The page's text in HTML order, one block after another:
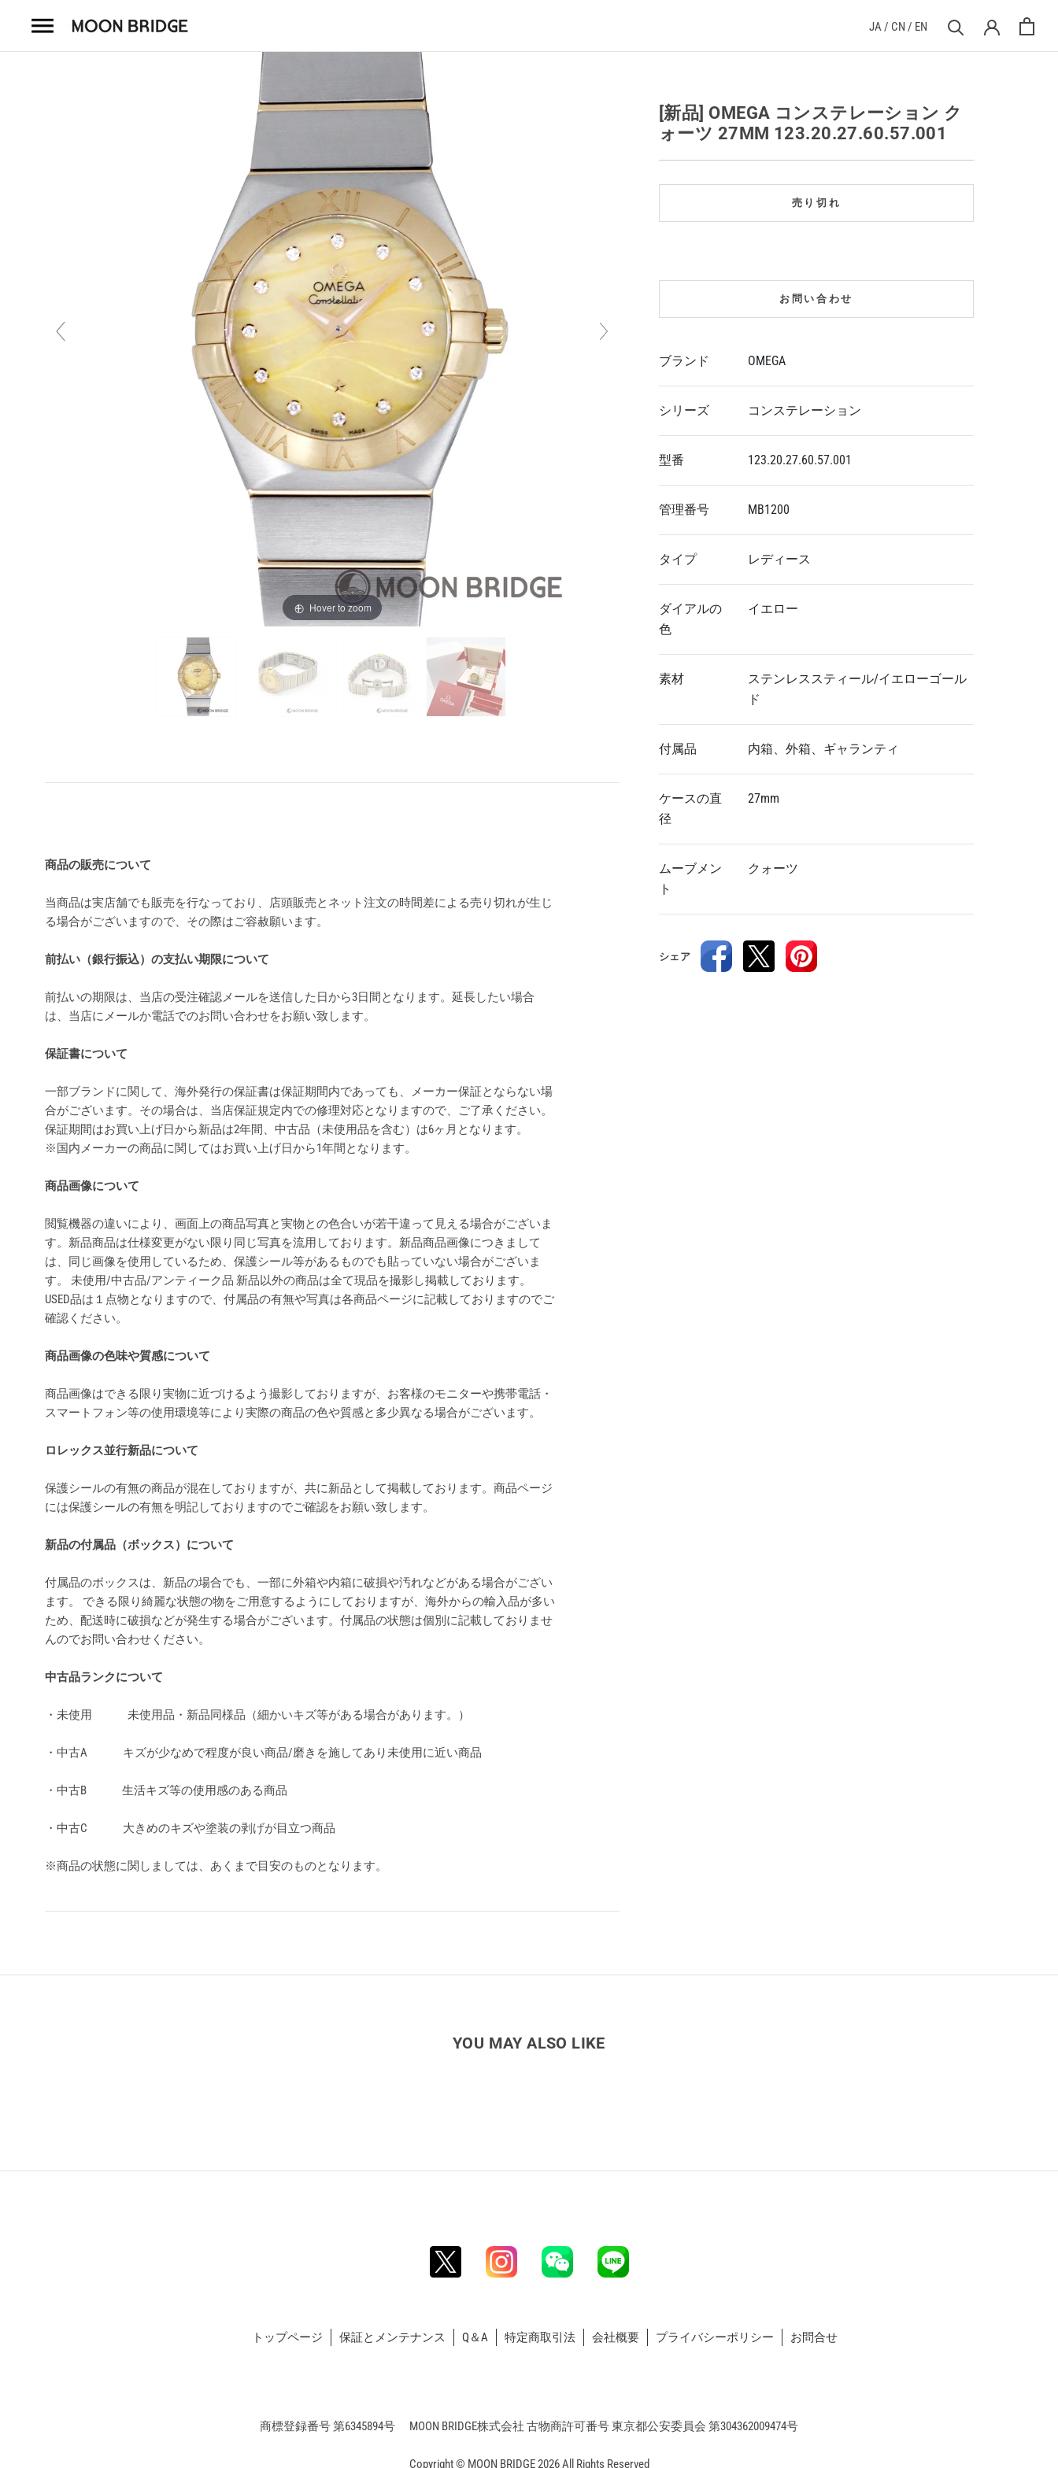
JA/ CN/ EN
Hover to zoom
[新品] OMEGA コンステレーション ク
ォーツ 27MM 123.20.27.60.57.001
売り切れ
お問い合わせ
ブランド OMEGA
シリーズ コンステレーション
型番 123.20.27.60.57.001
管理番号 MB1200
タイプ レディース
ダイアルの
色
イエロー
素材
ステンレススティール/イエローゴール
ド
付属品 内箱、外箱、ギャランティ
ケースの直
径
27mm
ムーブメン
ト
クォーツ
シェア
商品の販売について
当商品は実店舗でも販売を行なっており、店頭販売とネット注文の時間差による売り切れが生じ
る場合がございますので、その際はご容赦願います。
前払い（銀行振込）の支払い期限について
前払いの期限は、当店の受注確認メールを送信した日から3日間となります。延長したい場合
は、当店にメールか電話でのお問い合わせをお願い致します。
保証書について
一部ブランドに関して、海外発行の保証書は保証期間内であっても、メーカー保証とならない場
合がございます。その場合は、当店保証規定内での修理対応となりますので、ご了承ください。
保証期間はお買い上げ日から新品は2年間、中古品（未使用品を含む）は6ヶ月となります。
※国内メーカーの商品に関してはお買い上げ日から1年間となります。
商品画像について
閲覧機器の違いにより、画面上の商品写真と実物との色合いが若干違って見える場合がございま
す。新品商品は仕様変更がない限り同じ写真を流用しております。新品商品画像につきまして
は、同じ画像を使用しているため、保護シール等があるものでも貼っていない場合がございま
す。 未使用/中古品/アンティーク品 新品以外の商品は全て現品を撮影し掲載しております。
USED品は１点物となりますので、付属品の有無や写真は各商品ページに記載しておりますのでご
確認ください。
商品画像の色味や質感について
商品画像はできる限り実物に近づけるよう撮影しておりますが、お客様のモニターや携帯電話・
スマートフォン等の使用環境等により実際の商品の色や質感と多少異なる場合がございます。
ロレックス並行新品について
保護シールの有無の商品が混在しておりますが、共に新品として掲載しております。商品ページ
には保護シールの有無を明記しておりますのでご確認をお願い致します。
新品の付属品（ボックス）について
付属品のボックスは、新品の場合でも、一部に外箱や内箱に破損や汚れなどがある場合がござい
ます。 できる限り綺麗な状態の物をご用意するようにしておりますが、海外からの輸入品が多い
ため、配送時に破損などが発生する場合がございます。付属品の状態は個別に記載しておりませ
んのでお問い合わせください。
中古品ランクについて
・未使用 未使用品・新品同様品（細かいキズ等がある場合があります。）
・中古A キズが少なめで程度が良い商品/磨きを施してあり未使用に近い商品
・中古B 生活キズ等の使用感のある商品
・中古C 大きめのキズや塗装の剥げが目立つ商品
※商品の状態に関しましては、あくまで目安のものとなります。
YOU MAY ALSO LIKE
トップページ 保証とメンテナンス Q＆A 特定商取引法 会社概要 プライバシーポリシー お問合せ
商標登録番号 第6345894号 MOON BRIDGE株式会社 古物商許可番号 東京都公安委員会 第304362009474号
Copyright © MOON BRIDGE 2026 All Rights Reserved